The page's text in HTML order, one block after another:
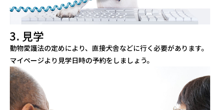
3. 見学
動物愛護法の定めにより、直接犬舎などに行く必要があります。
マイページより見学日時の予約をしましょう。